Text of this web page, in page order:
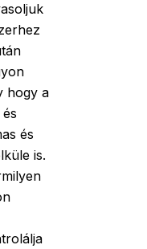
hogy a
és
is.